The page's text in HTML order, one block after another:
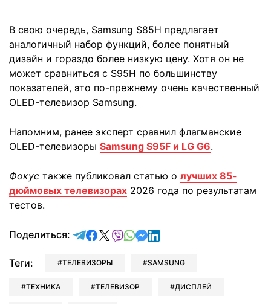
В свою очередь, Samsung S85H предлагает
аналогичный набор функций, более понятный
дизайн и гораздо более низкую цену. Хотя он не
может сравниться с S95H по большинству
показателей, это по-прежнему очень качественный
OLED-телевизор Samsung.
Напомним, ранее эксперт сравнил флагманские
OLED-телевизоры Samsung S95F и LG G6.
Фокус также публиковал статью о лучших 85-
дюймовых телевизорах 2026 года по результатам
тестов.
Поделиться: отправить в Telegram
поделиться в Facebook
поделиться в X
отправить в Viber
отправить в Whatsapp
отправить в Messenger
отправить в LinkedIn
Теги: ТЕЛЕВИЗОРЫ SAMSUNG
ТЕХНИКА ТЕЛЕВИЗОР ДИСПЛЕЙ